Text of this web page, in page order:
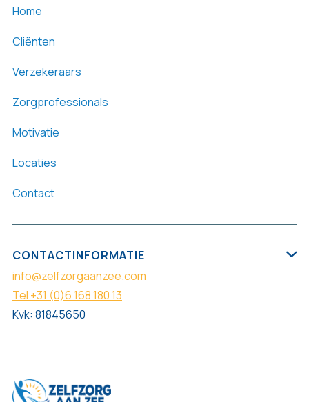
Home
Cliënten
Verzekeraars
Zorgprofessionals
Motivatie
Locaties
Contact
CONTACTINFORMATIE 
info@zelfzorgaanzee.com
Tel +31 (0)6 168 180 13
Kvk: 81845650